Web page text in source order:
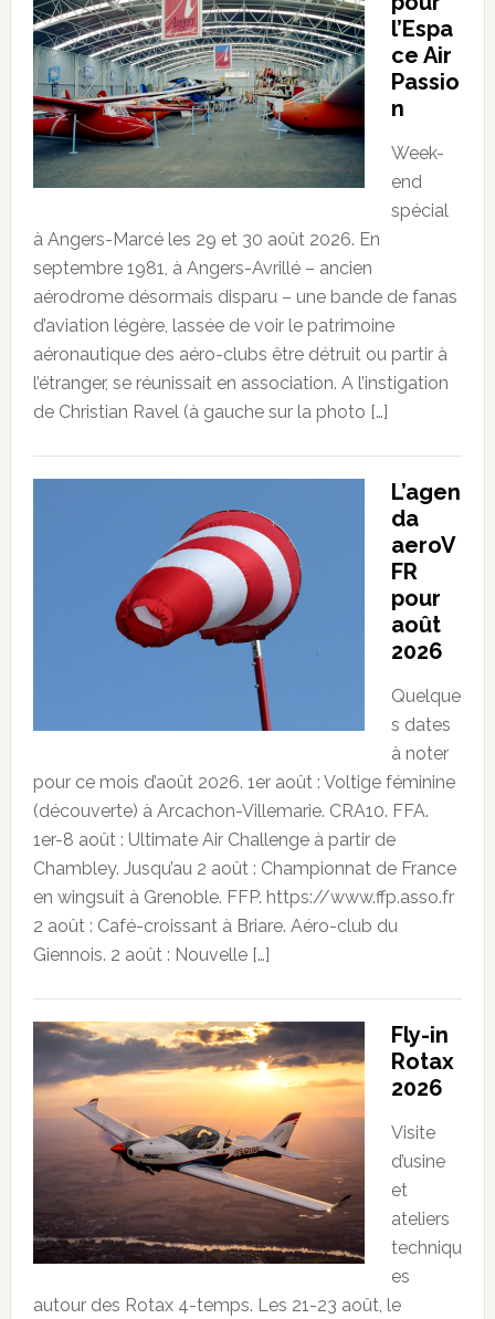
l’Espa
ce Air
Passio
n
Week-
end
spécial
à Angers-Marcé les 29 et 30 août 2026. En
septembre 1981, à Angers-Avrillé – ancien
aérodrome désormais disparu – une bande de fanas
d’aviation légère, lassée de voir le patrimoine
aéronautique des aéro-clubs être détruit ou partir à
l’étranger, se réunissait en association. A l’instigation
de Christian Ravel (à gauche sur la photo […]
L’agen
da
aeroV
FR
pour
août
2026
Quelque
s dates
à noter
pour ce mois d’août 2026. 1er août : Voltige féminine
(découverte) à Arcachon-Villemarie. CRA10. FFA.
1er-8 août : Ultimate Air Challenge à partir de
Chambley. Jusqu’au 2 août : Championnat de France
en wingsuit à Grenoble. FFP. https://www.ffp.asso.fr
2 août : Café-croissant à Briare. Aéro-club du
Giennois. 2 août : Nouvelle […]
Fly-in
Rotax
2026
Visite
d’usine
et
ateliers
techniqu
es
autour des Rotax 4-temps. Les 21-23 août, le